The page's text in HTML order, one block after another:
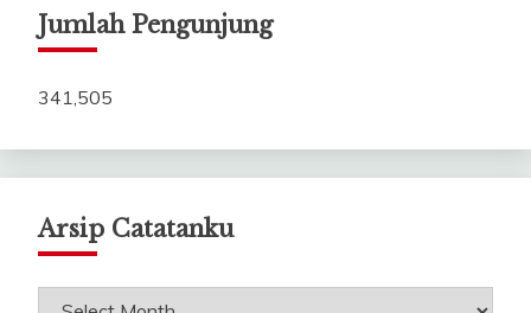
Jumlah Pengunjung
341,505
Arsip Catatanku
Arsip